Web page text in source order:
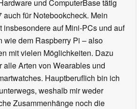
und ComputerBase tätig
auch für Notebookcheck. Mein
insbesondere auf Mini-PCs und auf
wie dem Raspberry Pi – also
mit vielen Möglichkeiten. Dazu
alle Arten von Wearables und
Hauptberuflich bin ich
weshalb mir weder
Zusammenhänge noch die